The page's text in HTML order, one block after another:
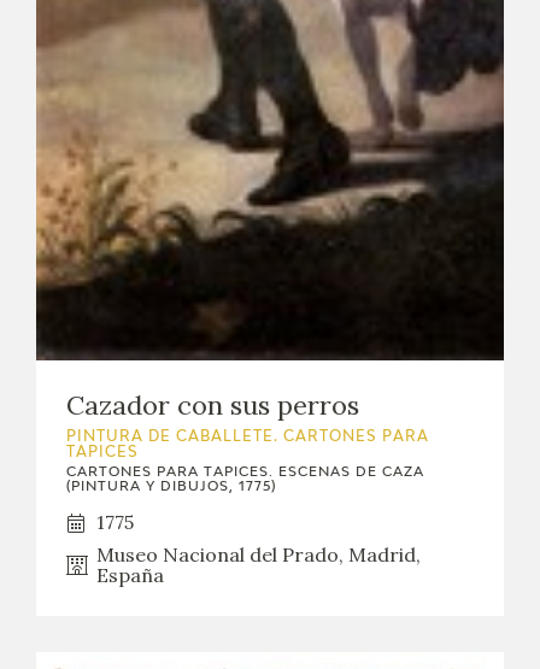
Cazador con sus perros
PINTURA DE CABALLETE. CARTONES PARA
TAPICES
CARTONES PARA TAPICES. ESCENAS DE CAZA
(PINTURA Y DIBUJOS, 1775)
1775
Museo Nacional del Prado, Madrid,
España